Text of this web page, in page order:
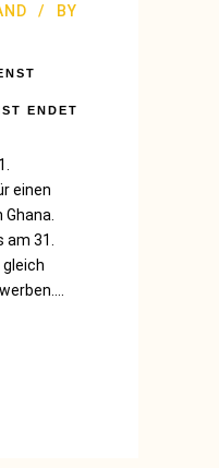
BY
ENDET
einen
31.